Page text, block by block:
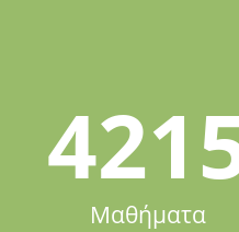
Μαθήματα